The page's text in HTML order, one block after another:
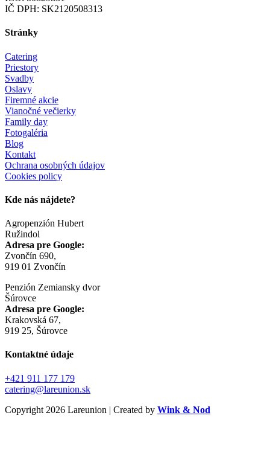
IČ DPH: SK2120508313
Stránky
Catering
Priestory
Svadby
Oslavy
Firemné akcie
Vianočné večierky
Family day
Fotogaléria
Blog
Kontakt
Ochrana osobných údajov
Cookies policy
Kde nás nájdete?
Agropenzión Hubert
Ružindol
Adresa pre Google:
Zvončín 690,
919 01 Zvončín
Penzión Zemiansky dvor
Šúrovce
Adresa pre Google:
Krakovská 67,
919 25, Šúrovce
Kontaktné údaje
+421 911 177 179
catering@lareunion.sk
Copyright 2026 Lareunion | Created by Wink & Nod